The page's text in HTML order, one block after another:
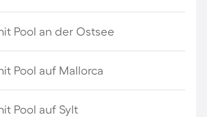
Pool an der Ostsee
Pool auf Mallorca
Pool auf Sylt